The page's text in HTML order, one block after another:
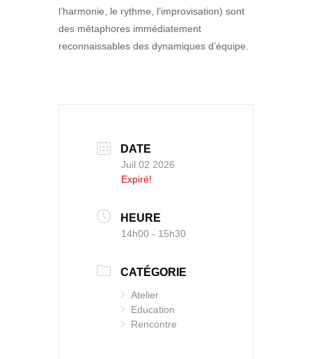
l’harmonie, le rythme, l’improvisation) sont
des métaphores immédiatement
reconnaissables des dynamiques d’équipe.
DATE
Juil 02 2026
Expiré!
HEURE
14h00 - 15h30
CATÉGORIE
Atelier
Education
Rencontre